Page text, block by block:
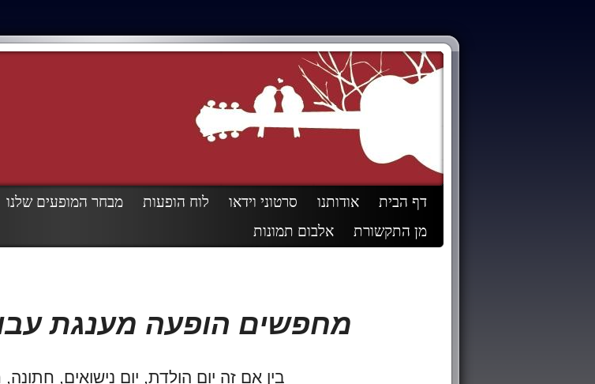
דף הבית אודותנו סרטוני וידאו לוח הופעות מבחר המופעים שלנו
מן התקשורת
אלבום תמונות
מחפשים הופעה מענגת
בין אם זה יום הולדת, יום נישואים,